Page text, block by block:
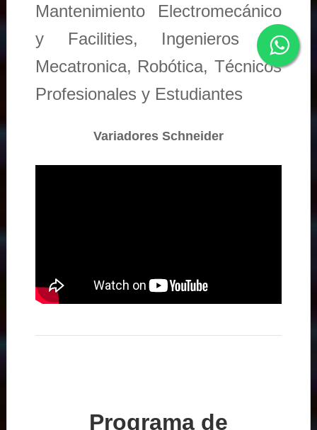
Mantenimiento Electromecánico
y Facilities, Ingenieros en
Mecatronica, Robótica, Técnicos
Profesionales y Estudiantes
Variadores Schneider
Programa de